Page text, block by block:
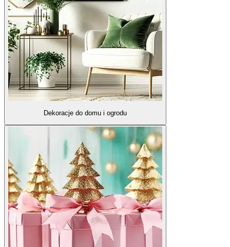
Dekoracje do domu i ogrodu